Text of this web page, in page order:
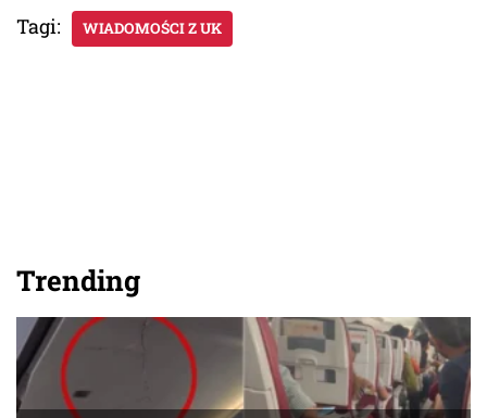
Tagi: WIADOMOŚCI Z UK
Trending